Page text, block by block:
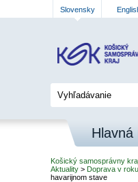
Slovensky
Hlavná
Košický samosprávny
Aktuality > Doprava v
havarijnom stave